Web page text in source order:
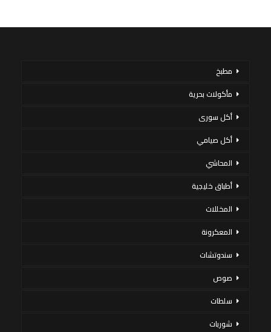
مطبخ
مأكولات بحرية
أكل سورى
أكل صيامي
المحاشي
أطباق خليجية
المخللات
المعكرونة
سندوتشات
صوص
سلطات
شوربات